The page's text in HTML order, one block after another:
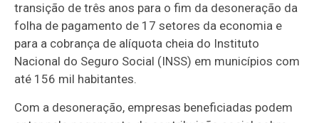
transição de três anos para o fim da desoneração da
folha de pagamento de 17 setores da economia e
para a cobrança de alíquota cheia do Instituto
Nacional do Seguro Social (INSS) em municípios com
até 156 mil habitantes.
Com a desoneração, empresas beneficiadas podem